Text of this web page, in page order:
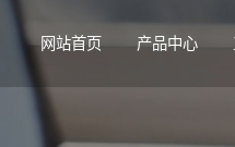
网站首页 产品中心